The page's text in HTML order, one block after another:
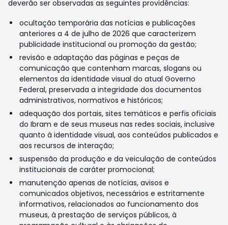
deverão ser observadas as seguintes providências:
ocultação temporária das notícias e publicações
anteriores a 4 de julho de 2026 que caracterizem
publicidade institucional ou promoção da gestão;
revisão e adaptação das páginas e peças de
comunicação que contenham marcas, slogans ou
elementos da identidade visual do atual Governo
Federal, preservada a integridade dos documentos
administrativos, normativos e históricos;
adequação dos portais, sites temáticos e perfis oficiais
do Ibram e de seus museus nas redes sociais, inclusive
quanto à identidade visual, aos conteúdos publicados e
aos recursos de interação;
suspensão da produção e da veiculação de conteúdos
institucionais de caráter promocional;
manutenção apenas de notícias, avisos e
comunicados objetivos, necessários e estritamente
informativos, relacionados ao funcionamento dos
museus, à prestação de serviços públicos, à